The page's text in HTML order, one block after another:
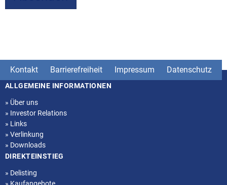
Kontakt Barrierefreiheit Impressum Datenschutz
Seitenstruktur
ALLGEMEINE INFORMATIONEN
» Über uns
» Investor Relations
» Links
» Verlinkung
» Downloads
DIREKTEINSTIEG
» Delisting